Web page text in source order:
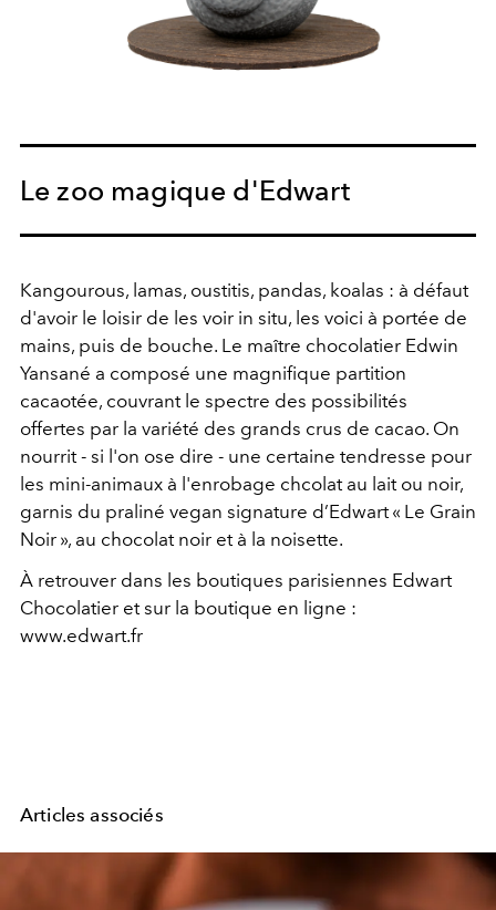
Le zoo magique d'Edwart
Kangourous, lamas, oustitis, pandas, koalas : à défaut
d'avoir le loisir de les voir in situ, les voici à portée de
mains, puis de bouche. Le maître chocolatier Edwin
Yansané a composé une magnifique partition
cacaotée, couvrant le spectre des possibilités
offertes par la variété des grands crus de cacao. On
nourrit - si l'on ose dire - une certaine tendresse pour
les mini-animaux à l'enrobage chcolat au lait ou noir,
garnis du praliné vegan signature d’Edwart « Le Grain
Noir », au chocolat noir et à la noisette.
À retrouver dans les boutiques parisiennes Edwart
Chocolatier et sur la boutique en ligne :
www.edwart.fr
Articles associés